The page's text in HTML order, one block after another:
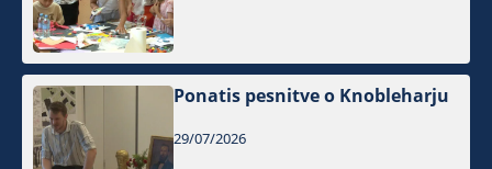
Ponatis pesnitve o Knobleharju
29/07/2026